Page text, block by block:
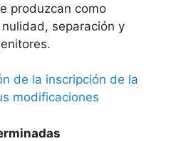
produzcan como
separación y
de la inscripción de la
modificaciones